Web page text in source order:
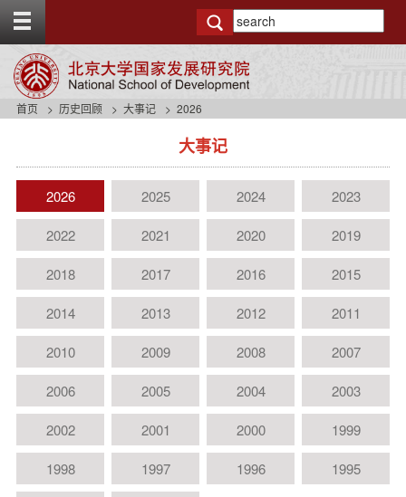
g
t
首页 历史回顾 大事记 2026
大事记
2026 2025 2024 2023
2022 2021 2020 2019
2018 2017 2016 2015
2014 2013 2012 2011
2010 2009 2008 2007
2006 2005 2004 2003
2002 2001 2000 1999
1998 1997 1996 1995